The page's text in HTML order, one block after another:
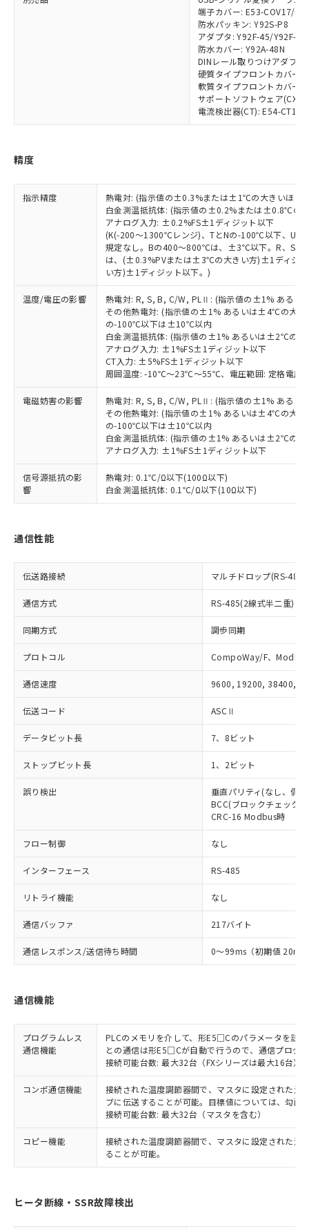
端子カバー: E53-COV17/
防水パッキン: Y92S-P8
アダプタ: Y92F-45/Y92F-49
防水カバー: Y92A-48N
DINレール取りつけアダプタ
硬質タイプフロントカバー:
軟質タイプフロントカバー:
サポートソフトウェア(CX-
電流検出器(CT): E54-CT1/
精度
指示精度
熱電対: (指示値の±0.3%または±1℃の大きいほう
白金測温抵抗体: (指示値の±0.2%または±0.8℃の
アナログ入力: ±0.2%FS±1ディジット以下
(K(-200～1300℃レンジ)、TとNの-100℃以下、U
規定なし。Bの400～800℃は、±3℃以下。R、S
は、(±0.3%PVまたは±3℃の大きい方)±1ディジ
い方)±1ディジット以下。)
温度/電圧の影響
熱電対: R, S, B, C/W, PLⅡ: (指示値の±1% ある
その他熱電対: (指示値の±1% あるいは±4℃の大き
の-100℃以下は±10℃以内
白金測温抵抗体: (指示値の±1% あるいは±2℃の大
アナログ入力: ±1%FS±1ディジット以下
CT入力: ±5%FS±1ディジット以下
周囲温度: -10℃～23℃～55℃、電圧範囲: 定格電圧
電磁妨害の影響
熱電対: R, S, B, C/W, PLⅡ: (指示値の±1% ある
その他熱電対: (指示値の±1% あるいは±4℃の大き
の-100℃以下は±10℃以内
白金測温抵抗体: (指示値の±1% あるいは±2℃の大
アナログ入力: ±1%FS±1ディジット以下
信号源抵抗の影
響
熱電対: 0.1℃/Ω以下(100Ω以下)
白金測温抵抗体: 0.1℃/Ω以下(10Ω以下)
通信性能
伝送路接続 マルチドロップ(RS-485)
通信方式 RS-485(2線式半二重)
同期方式 調歩同期
プロトコル CompoWay/F、Modbus
通信速度 9600, 19200, 38400,
伝送コード ASCⅡ
データビット長 7、8ビット
ストップビット長 1、2ビット
誤り検出
垂直パリティ(なし、偶
BCC(ブロックチェック
CRC-16 Modbus時
フロー制御 なし
インターフェース RS-485
リトライ機能 なし
通信バッファ 217バイト
通信レスポンス/送信待ち時間 0～99ms（初期値 20ms
通信機能
プログラムレス
通信機能
PLCのメモリを介して、形E5□Cのパラメータを読
との通信は形E5□Cが自動で行うので、通信プログ
接続可能台数: 最大32台（FXシリーズは最大16台）
コンポ通信機能
接続された温度調節器間で、マスタに設定された温
ブに伝送することが可能。目標値については、勾配
接続可能台数: 最大32台（マスタを含む）
コピー機能
接続された温度調節器間で、マスタに設定された温
ることが可能。
ヒータ断線・SSR故障検出
以下の条件をお読みいただき、同意のうえ
本サービスは、当社制御機器事業取扱
商品の当社在庫状況および標準価格
本サービスの対象外となる商品もある
ことをご了承ください。
在庫状況および標準価格照会結果は、
記載している更新日時点での社内デー
タに基づき作成されるものであり、閲
覧された時点での実際の在庫および標
準価格とは異なる場合があることをご
了承ください。
正式な納期状況および標準価格はお客
様のお取引先、またはお客様担当のオ
ムロン制御機器販売店・当社販売員に
ご相談ください。
オムロン制御機器販売店や当社販売拠
点は「販売ネットワーク
」をご確認
ください。
在庫状況および標準価格結果を当社の
事前の承諾なく第三者に漏洩または開
示しないようお願いします。
マイパーツ機能（部品リスト作成サー
ビス）をご利用いただくには、I-Web
メンバーズにご登録されている必要が
あります。
お客様が当ウェブサイト上で当社にご
"個人情報
の「1.共同利
用者の範囲」に記載されている法人を
対応予定：EU RoHS指令（10物質）の非含
有に対応した製品に切り替える予定のある
対応予定なし：EU RoHS指令（10物質）の
非含有に非対応の商品で、対応品を出す予
調査・確認中：EU RoHS指令（10物質）の
非含有の対応状況を調査中または確認中の
いたものが、含有品と判明した場合などや
むを得ず変更することがあります。
*EU RoHS指令（10物質）：
鉛(Pb) 1000ppm以下、 水銀(Hg) 1000ppm以下、 カド
ミウム(Cd) 100ppm以下、
六価クロム(Cr(Ⅵ)) 1000ppm以下、ポリ臭化ビフェニル
類(PBB) 1000ppm以下、ポリ臭化ジフェニルエーテル類
(PBDE) 1000ppm以下、フタル酸ビス(2-エチルヘキシ
ル) (DEHP)(別名：DOP) 1000ppm以下、フタル酸ブチ
ルベンジル（BBP） 1000ppm以下、フタル酸ジブチル
（DBP） 1000ppm以下、フタル酸ジイソブチル
(DIBP) 1000ppm以下
但し、RoHS指令で産業用監視および制御機器に対する
適用除外項目は除く。
フタル酸エステル類の４物質については閾値を超える意
図的な使用がないことを確認しています。
※2 対応予定月
部品在庫の切り替え状況などにより、予定
月が前後することがあります。
EU RoHS指令（10物質）の非含有証明書
51物質の非含有証明書（当社基準）
※本証明書は発行日時点で非含有を証明す
るもので、過去に遡って非含有を証明する
また、RoHS指令のフタル酸エステル類４
物質の対応では、対応完了までの期間は出
荷製品に未対応品が混在することから備考
欄に対応日を記載しておりました。
既に当社にて対応品への在庫切替を完了
していることから、特段のことがない限
り、2022年1月12日より割愛しておりま
基準値を超えていることを示します。
「－」：未確認です。当社販売部門へお問
い合わせください。
*中国RoHS10物質の基準値 (GB/T26572)：
Pb(鉛) :1000ppm、 Hg(水銀) : 1000ppm、 Cd(カドミウ
ム) : 100ppm、
Cr(Ⅵ)(六価クロム) : 1000ppm、 PBBs(ポリ臭化ビフェ
ニル類) : 1000ppm、 PBDEs(ポリ臭化ジフェニルエーテ
ル類) : 1000ppm、
DBP(フタル酸ジブチル) : 1000ppm、 DIBP(フタル酸ジ
イソブチル) : 1000ppm、 BBP(フタル酸ブチルベンジ
ル) : 1000ppm、
DEHP(フタル酸ビス(2-エチルヘキシル)) : 1000ppm
※2 環境保護使用期限
「ｅ」：有害物質（10物質）のすべてが基
準値以下であることを示します。
「10」：通常の使用状況下において有害物
質が外部に漏えいし、環境に深刻な影響を
及ぼさない年数を意味します。
「－」：未確認です。当社販売部門へお問
い合わせください。
当社は、これら貴社製品のうち、外国
為替および外国貿易法に定める商品
（以下｢規制貨物等」という）を輸出
または国外への提供する場合は、日本
国政府の輸出許可(または役務取引許
可)を取得するなどの必要な手続きを
とります。
当社は規制貨物を破棄する場合は、完
全に破砕するなど、違法に輸出されな
いよう必要な手段を講じます。
当社は貴社製品を、核兵器、ミサイ
ル、化学兵器、生物兵器またはその他
武器並びにこれらの製造装置等に一切
使用いたしません。
当社は、貴社製品を第三者に販売する
場合は、上記1、2および3の内容を当
該第三者に通知します。また当社は、
販売先および販売に係わる関係者が違
法に輸出するおそれがある場合は、取
り引きをいたしません。
説明
一定数以上の在庫あり
一定数には満たないが在庫あり
在庫なし(最新の在庫状況につ
いては、お客様のお取引先、ま
たはお客様担当のオムロン制御
機器販売店・当社販売員にご確
認ください)
受注生産機種、また在庫状況の
情報を公開していない機種